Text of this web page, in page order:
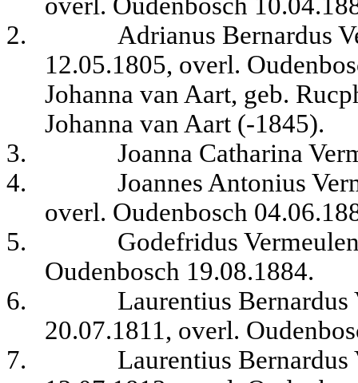
2.
Adrianus Bernardus
12.05.1805, overl.
Johanna van Aart, geb.
Johanna van Aart (-1845).
3.
Joanna Catharina
4.
Joannes Antonius
overl. Oudenbosch
5.
Godefridus
Oudenbosch 19.08.1884.
6.
Laurentius Bernardus
20.07.1811, overl.
7.
Laurentius Bernardus